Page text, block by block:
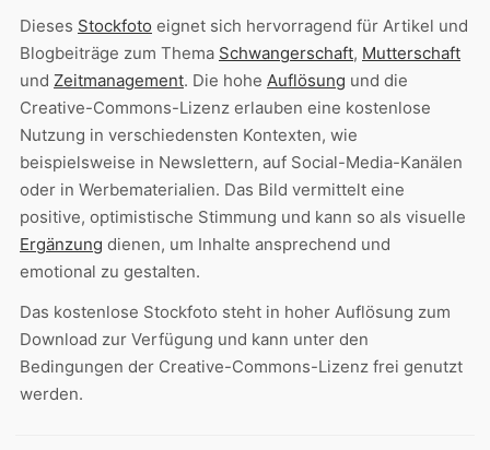
Dieses Stockfoto eignet sich hervorragend für Artikel und
Blogbeiträge zum Thema Schwangerschaft, Mutterschaft
und Zeitmanagement. Die hohe Auflösung und die
Creative-Commons-Lizenz erlauben eine kostenlose
Nutzung in verschiedensten Kontexten, wie
beispielsweise in Newslettern, auf Social-Media-Kanälen
oder in Werbematerialien. Das Bild vermittelt eine
positive, optimistische Stimmung und kann so als visuelle
Ergänzung dienen, um Inhalte ansprechend und
emotional zu gestalten.
Das kostenlose Stockfoto steht in hoher Auflösung zum
Download zur Verfügung und kann unter den
Bedingungen der Creative-Commons-Lizenz frei genutzt
werden.